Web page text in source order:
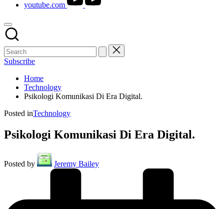
youtube.com
Subscribe
Home
Technology
Psikologi Komunikasi Di Era Digital.
Posted inTechnology
Psikologi Komunikasi Di Era Digital.
Posted by Jeremy Bailey